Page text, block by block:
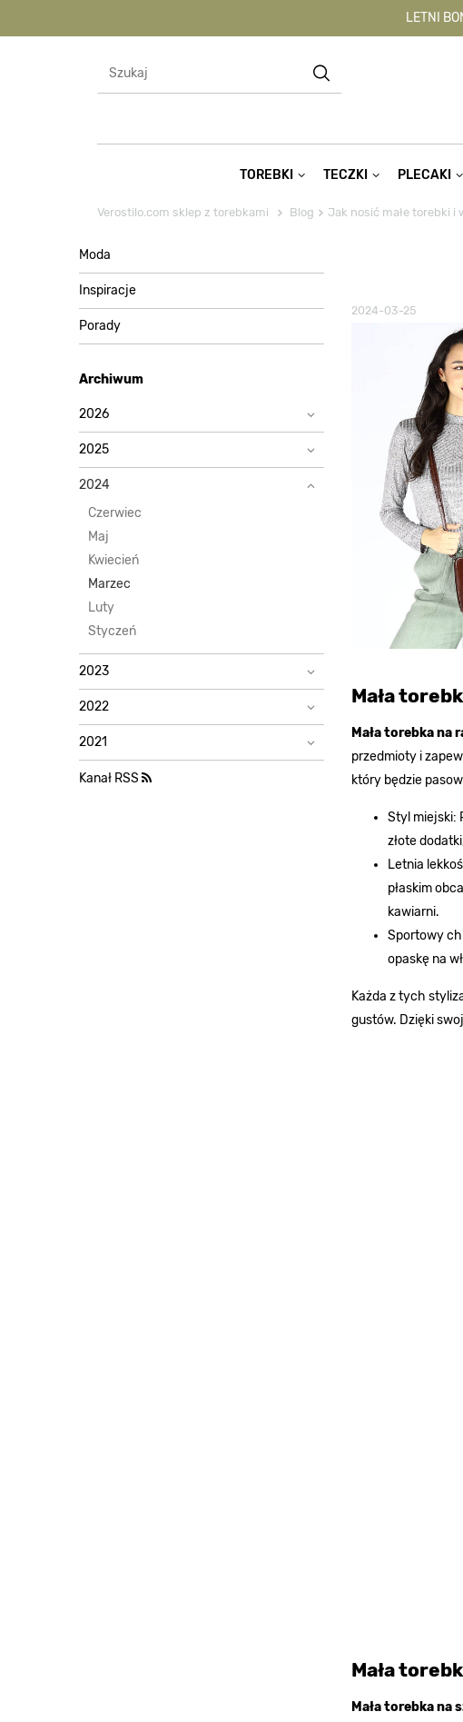
LETNI
TOREBKI TECZKI PLECAKI
Verostilo.com sklep z torebkami Blog Jak nosić małe torebki i
Moda
Inspiracje
Porady
Archiwum
2026
2025
2024
Czerwiec
Maj
Kwiecień
Marzec
Luty
Styczeń
2023
2022
2021
Kanał RSS
2024-03-25
Mała
Mała torebka na
przedmioty i
który będzie
Styl miejski:
złote
Letnia
płaskim
kawiarni.
Sportowy
opaskę na
Każda z tych
gustów. Dzięki
Mała
Mała torebka na